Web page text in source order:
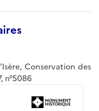
Conservation des
n°5086